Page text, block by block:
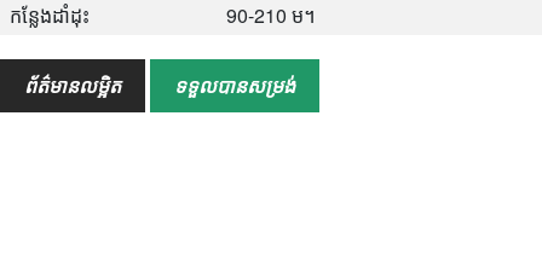
កន្លែងដាំដុះ
90-210 ម។
ទំហំ
1900 * 1800 * 1150 មម
ព័ត៌មានលម្អិត ទទួលបានសម្រង់